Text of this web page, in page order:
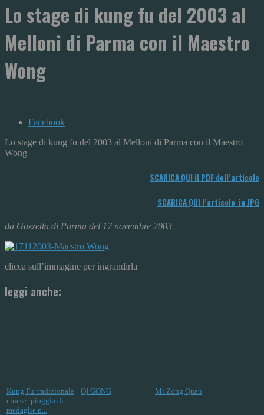
Lo stage di kung fu del 2003 al
Melloni di Parma con il Maestro
Wong
Facebook
Lo stage di kung fu del 2003 al Melloni di Parma con il Maestro
Wong
SCARICA QUI il PDF dell’articolo
SCARICA QUI l’articolo in JPG
da Gazzetta di Parma del 17 novembre 2003
clicca sull’immagine per ingrandirla
leggi anche:
Kung Fu tradizionale
cinese: pioggia di
medaglie p...
QI GONG Mi Zong Quan